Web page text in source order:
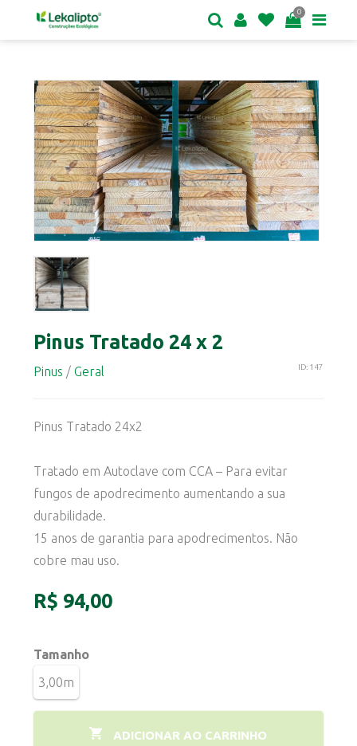
0
Pinus Tratado 24 x 2
Pinus / Geral ID: 147
Pinus Tratado 24x2
Tratado em Autoclave com CCA – Para evitar
fungos de apodrecimento aumentando a sua
durabilidade.
15 anos de garantia para apodrecimentos. Não
cobre mau uso.
R$ 94,00
Tamanho
3,00m
ADICIONAR AO CARRINHO